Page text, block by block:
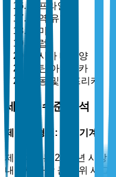
오프라인
지역 유형별
북미
유럽
아시아 태평양
라틴 아메리카
중동 및 아프리카
세분화 수준 분석
제품 유형별: 제설기계
제설기계는 2025년 시장
내에서 가장 큰 하위 세그